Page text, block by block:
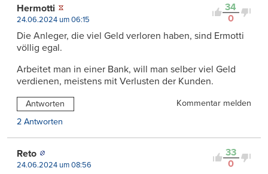
34
0
Hermotti
24.06.2024 um 06:15
Die Anleger, die viel Geld verloren haben, sind Ermotti
völlig egal.
Arbeitet man in einer Bank, will man selber viel Geld
verdienen, meistens mit Verlusten der Kunden.
Antworten
Kommentar melden
2 Antworten
33
0
Reto
24.06.2024 um 08:56